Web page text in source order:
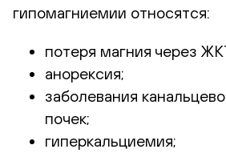
гипомагниемии относятся:
потеря магния через
анорексия;
заболевания
почек;
гиперкальциемия;